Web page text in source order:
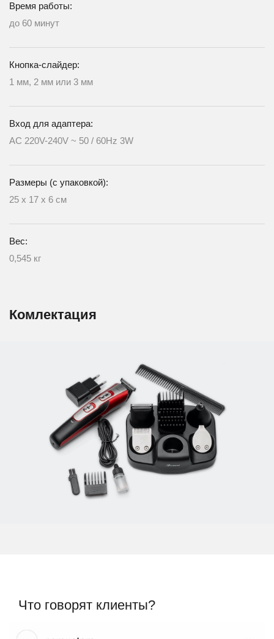
Время работы:
до 60 минут
Кнопка-слайдер:
1 мм, 2 мм или 3 мм
Вход для адаптера:
AC 220V-240V ~ 50 / 60Hz 3W
Размеры (с упаковкой):
25 х 17 х 6 см
Вес:
0,545 кг
Комлектация
Что говорят клиенты?